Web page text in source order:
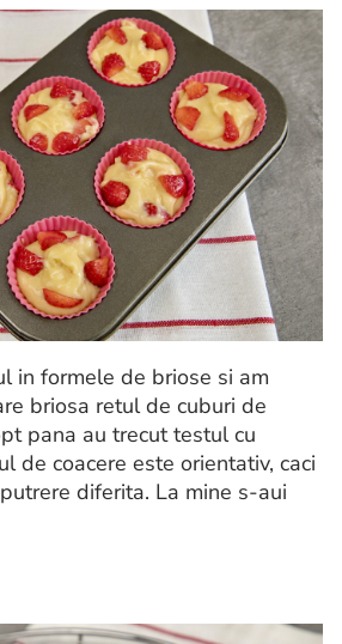
in formele de briose si am
briosa retul de cuburi de
pana au trecut testul cu
de coacere este orientativ, caci
diferita. La mine s-aui